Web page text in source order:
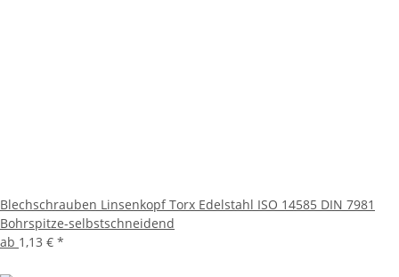
Blechschrauben Linsenkopf Torx Edelstahl ISO 14585 DIN 7981
Bohrspitze-selbstschneidend
ab 1,13 € *